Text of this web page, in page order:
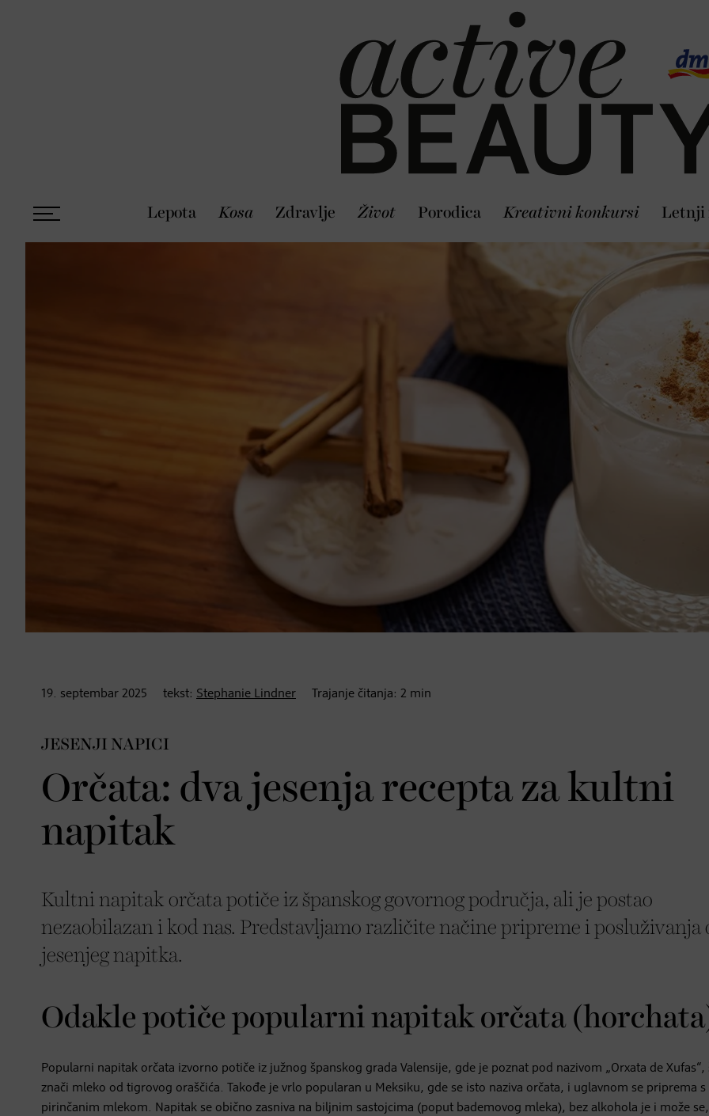
Lepota Kosa Zdravlje Život Porodica Kreativni konkursi Letnji
19. septembar 2025 tekst: Stephanie Lindner Trajanje čitanja: 2 min
JESENJI NAPICI
Orčata: dva jesenja recepta za kultni
napitak
Kultni napitak orčata potiče iz španskog govornog područja, ali je postao
nezaobilazan i kod nas. Predstavljamo različite načine pripreme i posluživanja
jesenjeg napitka.
Odakle potiče popularni napitak orčata
Popularni napitak orčata izvorno potiče iz južnog španskog grada Valensije, gde je poznat pod nazivom „Orxata de Xufas“,
znači mleko od tigrovog oraščića. Takođe je vrlo popularan u Meksiku, gde se isto naziva orčata, i uglavnom se priprema s
pirinčanim mlekom. Napitak se obično zasniva na biljnim sastojcima (poput bademovog mleka), bez alkohola je i može